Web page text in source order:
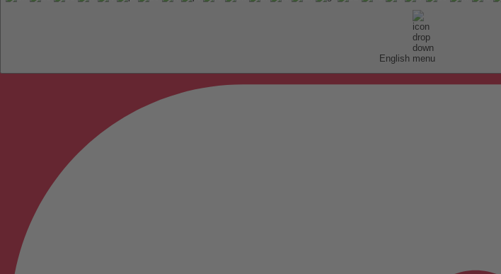
English